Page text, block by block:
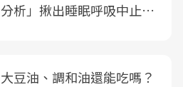
分析」揪出睡眠呼吸中止症
大豆油、調和油還能吃嗎？